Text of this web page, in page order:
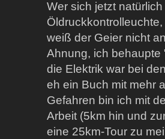
Wer sich jetzt
weiß der Geier nicht
Ahnung, ich behaupte
die Elektrik war bei
eh ein Buch mit mehr
Gefahren bin ich mit
Arbeit (5km hin und
eine 25km-Tour zu